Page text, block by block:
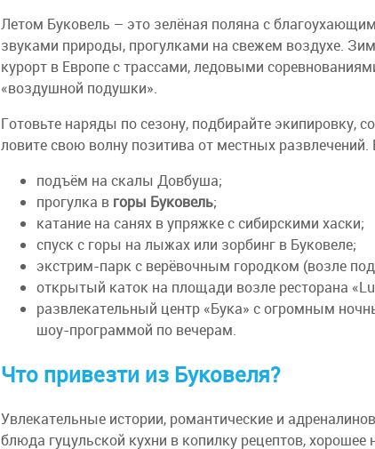
Летом Буковель – это зелёная поляна с
звуками природы, прогулками на свежем воздухе.
курорт в Европе с трассами, ледовыми
«воздушной подушки».
Готовьте наряды по сезону, подбирайте экипировку,
ловите свою волну позитива от местных
подъём на скалы Довбуша;
прогулка в горы Буковель;
катание на санях в упряжке с сибирскими хаски;
спуск с горы на лыжах или зорбинг в Буковеле;
экстрим-парк с верёвочным городком (возле
открытый каток на площади возле ресторана
развлекательный центр «Бука» с огромным
шоу-программой по вечерам.
Что привезти из Буковеля?
Увлекательные истории, романтические и
блюда гуцульской кухни в копилку рецептов, хорошее